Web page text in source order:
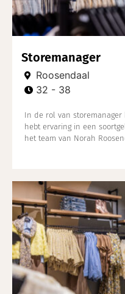
Storemanager
Roosendaal
32 - 38
In de rol van storemanager
hebt ervaring in een
het team van Norah